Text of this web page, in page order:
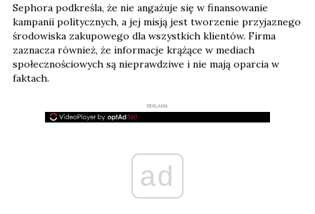
Sephora podkreśla, że nie angażuje się w finansowanie
kampanii politycznych, a jej misją jest tworzenie przyjaznego
środowiska zakupowego dla wszystkich klientów. Firma
zaznacza również, że informacje krążące w mediach
społecznościowych są nieprawdziwe i nie mają oparcia w
faktach.
REKLAMA
ad